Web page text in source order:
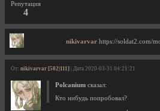
Репутация
4
nikivarvar https://soldat2.com/
От: nikivarvar [502|111] | Дата 2020-03-31 04:21:21
Polcanium сказал:
Кто нибудь попробовал?